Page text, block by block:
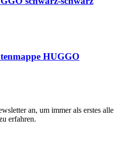
HUGGO
an, um immer als erstes alle
erfahren.